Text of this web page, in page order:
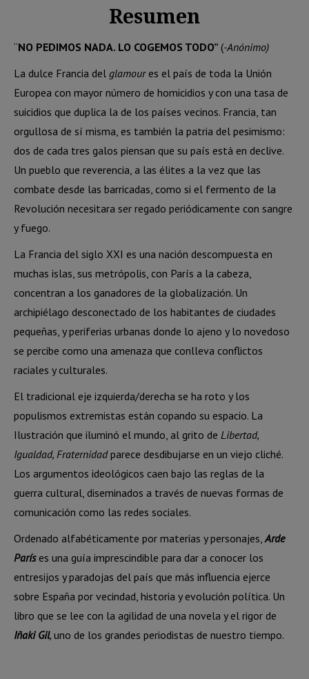
Resumen
“NO PEDIMOS NADA. LO COGEMOS TODO” (-Anónimo)
La dulce Francia del glamoures el país de toda la Unión
Europea con mayor número de homicidios y con una tasa de
suicidios que duplica la de los países vecinos. Francia, tan
orgullosa de sí misma, es también la patria del pesimismo:
dos de cada tres galos piensan que su país está en declive.
Un pueblo que reverencia, a las élites a la vez que las
combate desde las barricadas, como si el fermento de la
Revolución necesitara ser regado periódicamente con sangre
y fuego.
La Francia del siglo XXI es una nación descompuesta en
muchas islas, sus metrópolis, con París a la cabeza,
concentran a los ganadores de la globalización. Un
archipiélago desconectado de los habitantes de ciudades
pequeñas, y periferias urbanas donde lo ajeno y lo novedoso
se percibe como una amenaza que conlleva conflictos
raciales y culturales.
El tradicional eje izquierda/derecha se ha roto y los
populismos extremistas están copando su espacio. La
Ilustración que iluminó el mundo, al grito de Libertad,
Igualdad, Fraternidadparece desdibujarse en un viejo cliché.
Los argumentos ideológicos caen bajo las reglas de la
guerra cultural, diseminados a través de nuevas formas de
comunicación como las redes sociales.
Ordenado alfabéticamente por materias y personajes,Arde
Paríses una guía imprescindible para dar a conocer los
entresijos y paradojas del país que más influencia ejerce
sobre España por vecindad, historia y evolución política. Un
libro que se lee con la agilidad de una novela y el rigor de
Iñaki Gil, uno de los grandes periodistas de nuestro tiempo.